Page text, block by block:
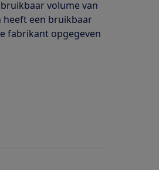
volume van
heeft een bruikbaar
fabrikant opgegeven